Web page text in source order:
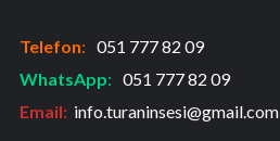
Telefon: 051 777 82 09
WhatsApp: 051 777 82 09
Email: info.turaninsesi@gmail.com